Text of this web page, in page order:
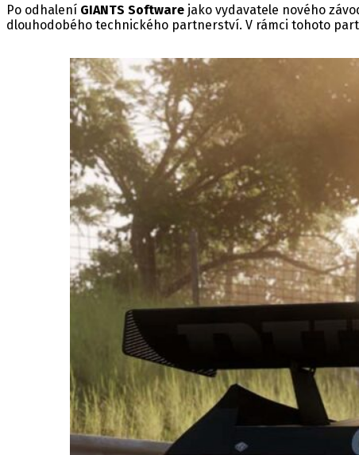
Po odhalení GIANTS Software jako vydavatele nového
dlouhodobého technického partnerství. V rámci tohoto